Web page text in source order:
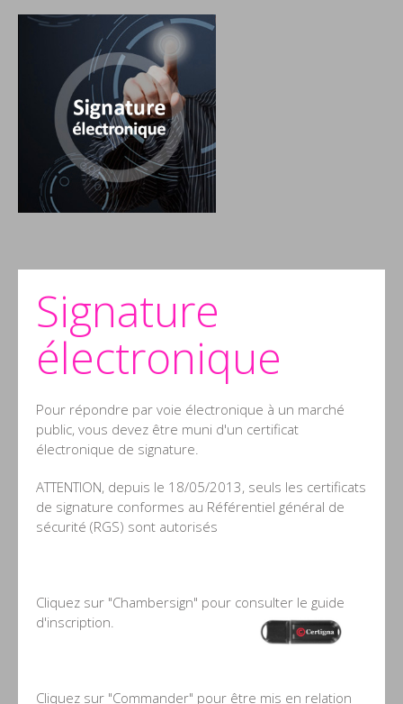
Signature
électronique
Pour répondre par voie électronique à un marché
public, vous devez être muni d'un certificat
électronique de signature.
ATTENTION, depuis le 18/05/2013, seuls les certificats
de signature conformes au Référentiel général de
sécurité (RGS) sont autorisés
Cliquez sur "Chambersign" pour consulter le guide
d'inscription.
Cliquez sur "Commander" pour être mis en relation